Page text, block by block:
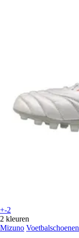
+-2
2 kleuren
Mizuno